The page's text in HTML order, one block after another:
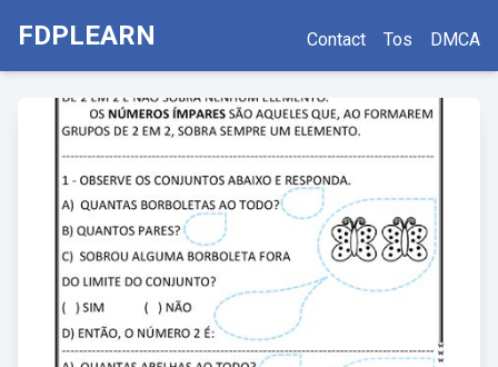
FDPLEARN Contact Tos DMCA